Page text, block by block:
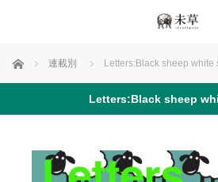
ホーム 連載別 Letters:Black sheep white
Letters:Black sheep